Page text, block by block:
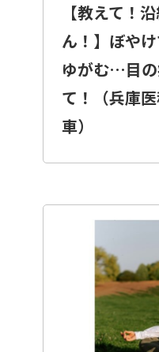
【教えて！
ん！】ぼや
ゆがむ…目
て！（兵庫
車）